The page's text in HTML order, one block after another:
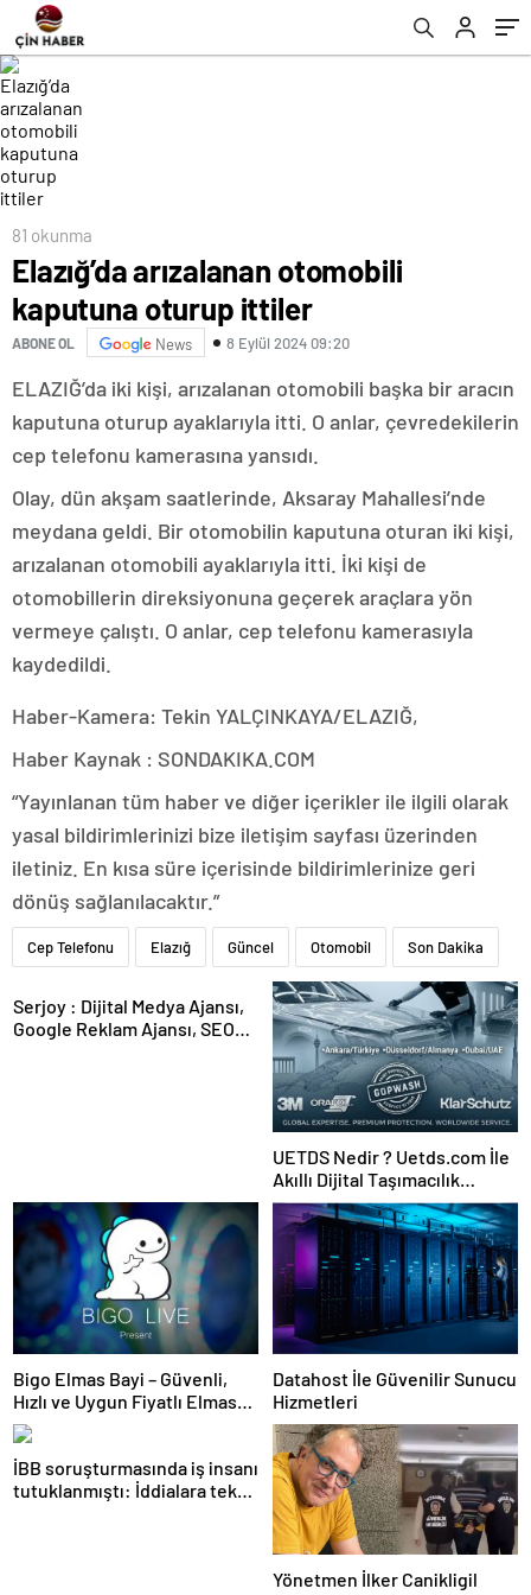
81 okunma
Elazığ’da arızalanan otomobili
kaputuna oturup ittiler
ABONE OL News 8 Eylül 2024 09:20
ELAZIĞ’da iki kişi, arızalanan otomobili başka bir aracın
kaputuna oturup ayaklarıyla itti. O anlar, çevredekilerin
cep telefonu kamerasına yansıdı.
Olay, dün akşam saatlerinde, Aksaray Mahallesi’nde
meydana geldi. Bir otomobilin kaputuna oturan iki kişi,
arızalanan otomobili ayaklarıyla itti. İki kişi de
otomobillerin direksiyonuna geçerek araçlara yön
vermeye çalıştı. O anlar, cep telefonu kamerasıyla
kaydedildi.
Haber-Kamera: Tekin YALÇINKAYA/ELAZIĞ,
Haber Kaynak : SONDAKIKA.COM
“Yayınlanan tüm haber ve diğer içerikler ile ilgili olarak
yasal bildirimlerinizi bize iletişim sayfası üzerinden
iletiniz. En kısa süre içerisinde bildirimlerinize geri
dönüş sağlanılacaktır.”
Cep Telefonu Elazığ Güncel Otomobil Son Dakika
Serjoy : Dijital Medya Ajansı,
Google Reklam Ajansı, SEO
UETDS Nedir ? Uetds.com İle
Akıllı Dijital Taşımacılık
Yazılımı
Bigo Elmas Bayi – Güvenli,
Hızlı ve Uygun Fiyatlı Elmas
Satın Almanın Yeni Adresi
Datahost İle Güvenilir Sunucu
Hizmetleri
İBB soruşturmasında iş insanı
tutuklanmıştı: İddialara tek
Yönetmen İlker Canikligil